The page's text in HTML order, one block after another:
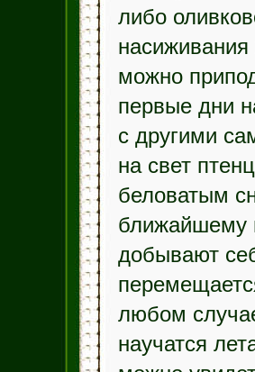
либо
можно
первые дни
с другими
на свет
беловатым
ближайшему
добывают
любом
научатся